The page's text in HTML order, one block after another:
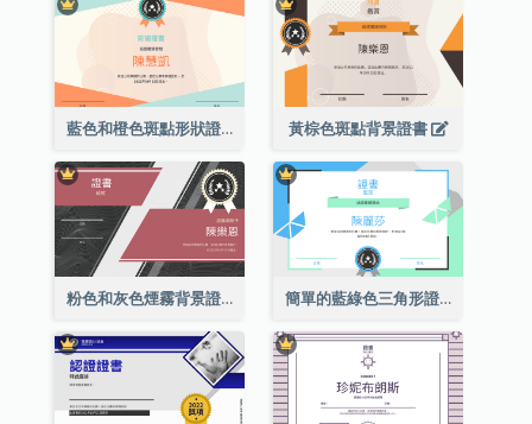
藍色和橙色斑點形狀證書 黃棕色斑點背景證書
粉色和灰色煙霧背景證書 簡單的藍綠色三角形證書